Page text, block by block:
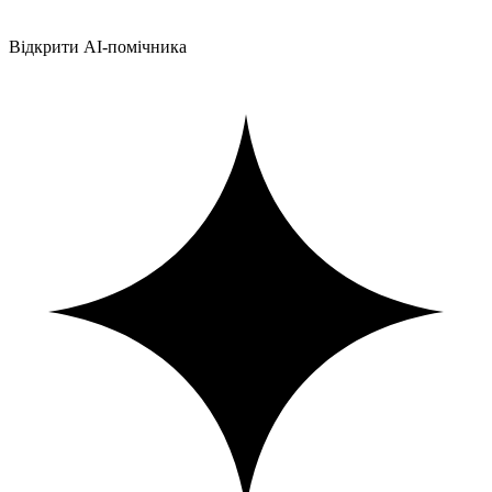
Відкрити AI-помічника